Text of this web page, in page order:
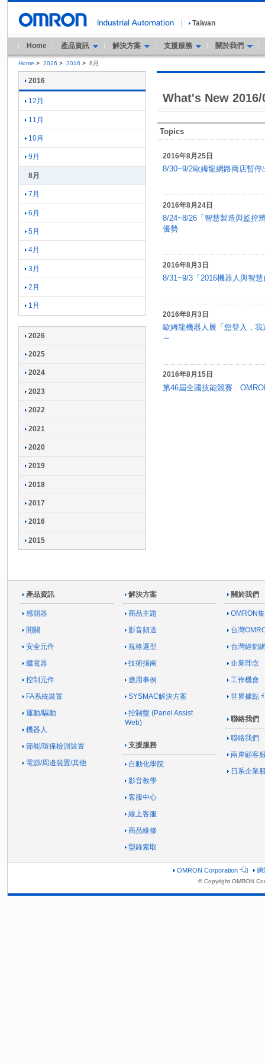
Taiwan
Home 產品資訊 解決方案 支援服務 關於我們
Home > 2026 > 2016 > 8月
What's New 2016/
Topics
2016年8月25日
8/30~9/2歐姆龍網路商店暫停
2016年8月24日
8/24~8/26「智慧製造與監控
優勢
2016年8月3日
8/31~9/3「2016機器人與智
2016年8月3日
歐姆龍機器人展「您登入，
～
2016年8月15日
第46屆全國技能競賽
2016
12月
11月
10月
9月
8月
7月
6月
5月
4月
3月
2月
1月
2026
2025
2024
2023
2022
2021
2020
2019
2018
2017
2016
2015
產品資訊
感測器
開關
安全元件
繼電器
控制元件
FA系統裝置
運動/驅動
機器人
節能/環保檢測裝置
電源/周邊裝置/其他
解決方案
商品主題
影音頻道
規格選型
技術指南
應用事例
SYSMAC解決方案
控制盤 (Panel Assist
Web)
支援服務
自動化學院
影音教學
客服中心
線上客服
商品維修
型錄索取
關於我們
OMRON
台灣
台灣經銷
企業理念
工作機會
世界據點
聯絡我們
聯絡我們
兩岸顧客
日系企業
OMRON Corporation 網
© Copyright OMRON